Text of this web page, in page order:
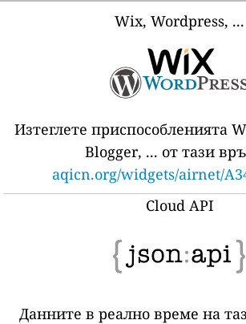
Wix, Wordpress, ...
Изтеглете приспособленията
Blogger, ... от тази
aqicn.org/widgets/airnet/
Cloud API
Данните в реално време на